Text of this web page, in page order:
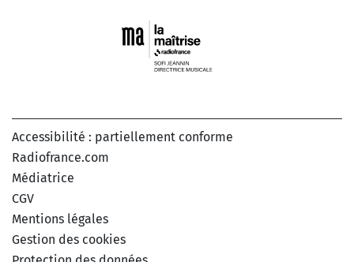
Accessibilité : partiellement conforme
Radiofrance.com
Médiatrice
CGV
Mentions légales
Gestion des cookies